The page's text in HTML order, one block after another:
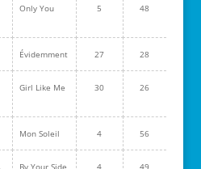
Only You 5 48
Évidemment 27 28
Girl Like Me 30 26
Mon Soleil 4 56
By Your Side 4 49